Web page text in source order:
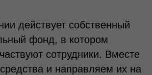
действует собственный
фонд, в котором
сотрудники. Вместе
и направляем их на